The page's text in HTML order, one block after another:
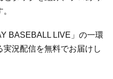
BASEBALL LIVE」の一環
況配信を無料でお届けし